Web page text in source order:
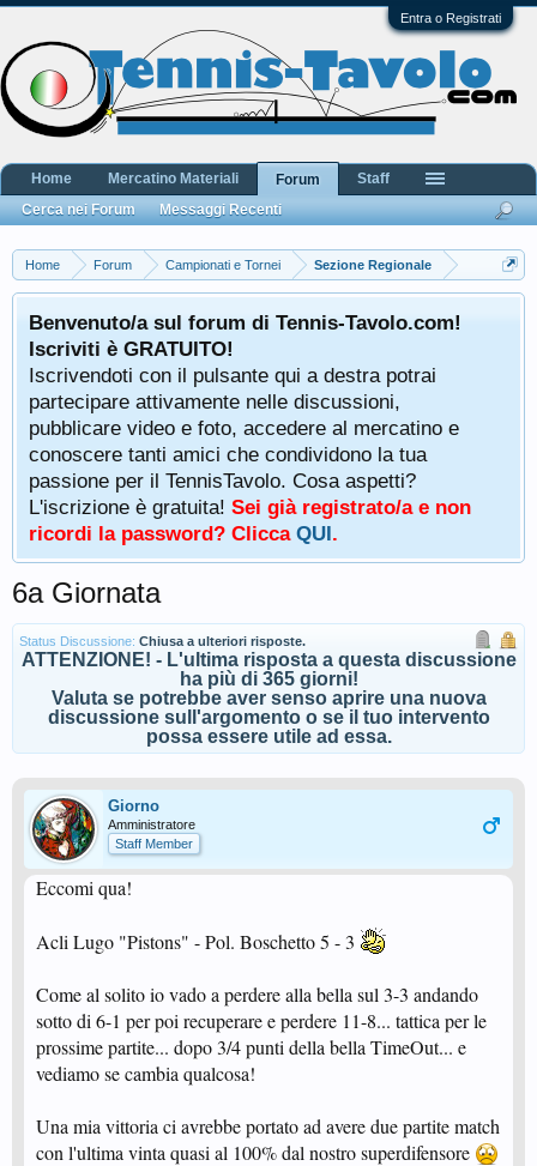
Entra o Registrati
Home Forum Campionati e Tornei Sezione Regionale
Benvenuto/a sul forum di Tennis-Tavolo.com!
Iscriviti è GRATUITO!
Iscrivendoti con il pulsante qui a destra potrai
partecipare attivamente nelle discussioni,
pubblicare video e foto, accedere al mercatino e
conoscere tanti amici che condividono la tua
passione per il TennisTavolo. Cosa aspetti?
L'iscrizione è gratuita! Sei già registrato/a e non
ricordi la password? Clicca QUI.
6a Giornata
Status Discussione: Chiusa a ulteriori risposte.
ATTENZIONE! - L'ultima risposta a questa discussione
ha più di 365 giorni!
Valuta se potrebbe aver senso aprire una nuova
discussione sull'argomento o se il tuo intervento
possa essere utile ad essa.
Giorno
Amministratore
Staff Member
Eccomi qua!
Acli Lugo "Pistons" - Pol. Boschetto 5 - 3
Come al solito io vado a perdere alla bella sul 3-3 andando
sotto di 6-1 per poi recuperare e perdere 11-8... tattica per le
prossime partite... dopo 3/4 punti della bella TimeOut... e
vediamo se cambia qualcosa!
Una mia vittoria ci avrebbe portato ad avere due partite match
con l'ultima vinta quasi al 100% dal nostro superdifensore
Home Mercatino Materiali
Forum
Cerca nei Forum
Messaggi Recenti
Staff